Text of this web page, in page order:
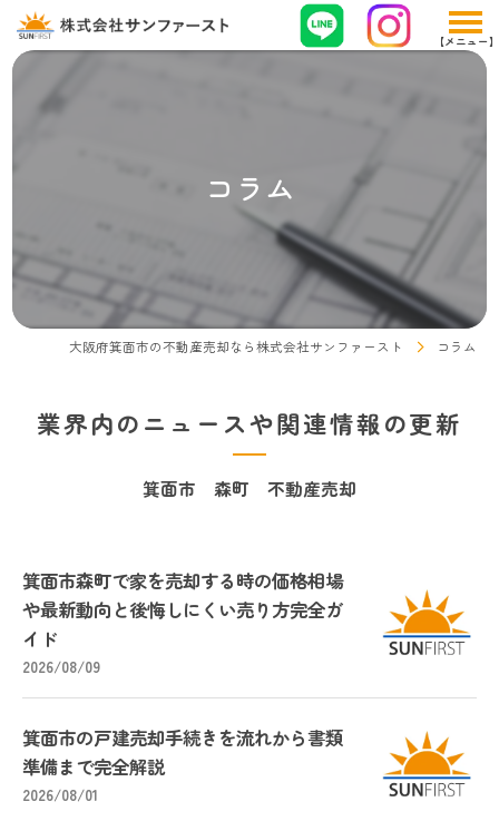
コラム
大阪府箕面市の不動産売却なら株式会社サンファースト コラム
業界内のニュースや関連情報の更新
箕面市 森町 不動産売却
箕面市森町で家を売却する時の価格相場
や最新動向と後悔しにくい売り方完全ガ
イド
2026/08/09
箕面市の戸建売却手続きを流れから書類
準備まで完全解説
2026/08/01